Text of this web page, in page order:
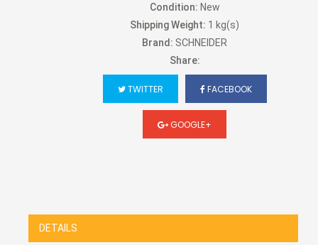
Condition: New
Shipping Weight: 1 kg(s)
Brand: SCHNEIDER
Share:
TWITTER FACEBOOK
GOOGLE+
DETAILS